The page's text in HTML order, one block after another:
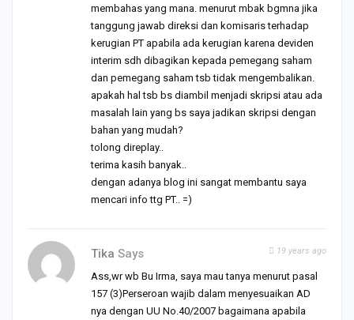
membahas yang mana. menurut mbak bgmna jika
tanggung jawab direksi dan komisaris terhadap
kerugian PT apabila ada kerugian karena deviden
interim sdh dibagikan kepada pemegang saham
dan pemegang saham tsb tidak mengembalikan.
apakah hal tsb bs diambil menjadi skripsi atau ada
masalah lain yang bs saya jadikan skripsi dengan
bahan yang mudah?
tolong direplay..
terima kasih banyak..
dengan adanya blog ini sangat membantu saya
mencari info ttg PT.. =)
Tika Says 19 years ago
Ass,wr wb Bu Irma, saya mau tanya menurut pasal
157 (3)Perseroan wajib dalam menyesuaikan AD
nya dengan UU No.40/2007 bagaimana apabila